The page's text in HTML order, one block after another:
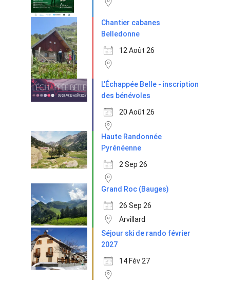
Chantier cabanes
Belledonne
12 Août 26
L'Échappée Belle - inscription
des bénévoles
20 Août 26
Haute Randonnée
Pyrénéenne
2 Sep 26
Grand Roc (Bauges)
26 Sep 26
Arvillard
Séjour ski de rando février
2027
14 Fév 27